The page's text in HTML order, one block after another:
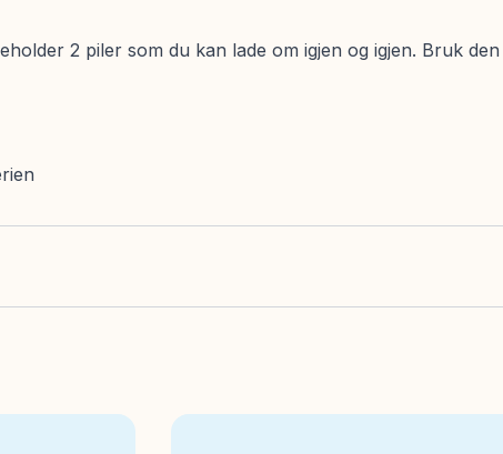
2 piler som du kan lade om igjen og igjen. Bruk